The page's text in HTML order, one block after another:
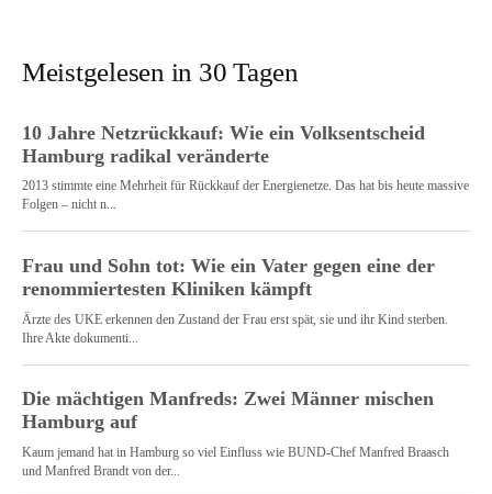
Meistgelesen in 30 Tagen